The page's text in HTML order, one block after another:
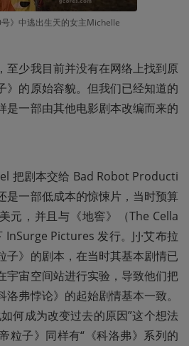
》中逃出生天的女主Michelle
至少我目前并没有在网络上找到原
的原始容貌。但我们已经知道的
是一部由其他电影剧本改编而来的
把剧本交给 Bad Robot Producti
是一部低成本的惊悚片，当时预算
元，并且与《地窖》（The Cella
Pictures 发行。J·J·艾布拉
子》的剧本，在当时其基本剧情已
宙空间站进行实验，导致他们把
弗悖论》的起始剧情基本一致。
何成为改变过去的原因”这个想法
粒子》同样有“《科洛弗》系列的